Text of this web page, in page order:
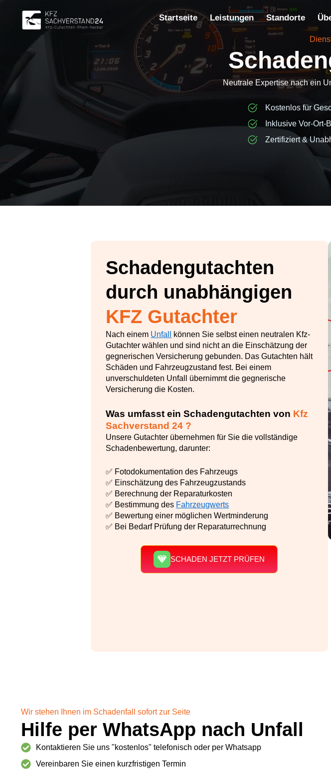
springen
Startseite Leistungen Standorte
Neutrale Expertise nach ein
Kostenlos für
Inklusive Vor-Ort-
Zertifiziert &
Schadengutachten
durch unabhängigen
KFZ Gutachter
Nach einem Unfall
können Sie selbst einen neutralen Kfz-
Gutachter wählen und sind nicht an die Einschätzung der
gegnerischen Versicherung gebunden. Das Gutachten hält
Schäden und Fahrzeugzustand fest. Bei einem
unverschuldeten Unfall übernimmt die gegnerische
Versicherung die Kosten.
Was umfasst ein Schadengutachten von Kfz
Sachverstand 24 ?
Unsere Gutachter übernehmen für Sie die vollständige
Schadenbewertung, darunter:
✅ Fotodokumentation des Fahrzeugs
✅ Einschätzung des Fahrzeugzustands
✅ Berechnung der Reparaturkosten
✅ Bestimmung des Fahrzeugwerts
✅ Bewertung einer möglichen Wertminderung
✅ Bei Bedarf Prüfung der Reparaturrechnung
SCHADEN JETZT PRÜFEN
Wir stehen Ihnen im Schadenfall sofort zur Seite
Hilfe per WhatsApp nach Unfall
Kontaktieren Sie uns "kostenlos" telefonisch oder per Whatsapp
Vereinbaren Sie einen kurzfristigen Termin